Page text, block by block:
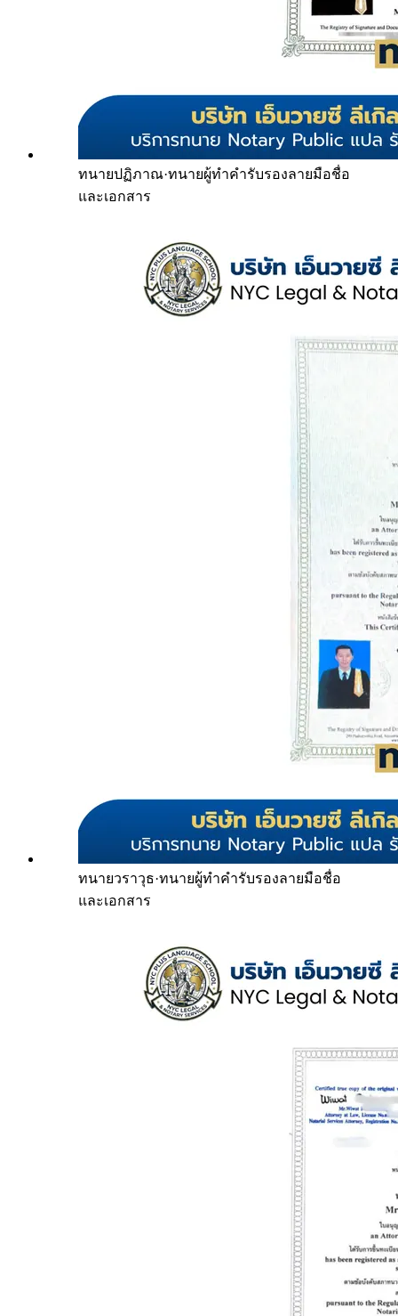
ทนายปฏิภาณ·ทนายผู้ทำคำรับรองลายมือชื่อ
และเอกสาร
ทนายวราวุธ·ทนายผู้ทำคำรับรองลายมือชื่อ
และเอกสาร